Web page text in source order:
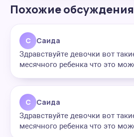
Похожие обсуждения
С Саида
Здравствуйте девочки вот
месячного ребенка что это
С Саида
Здравствуйте девочки вот
месячного ребенка что это